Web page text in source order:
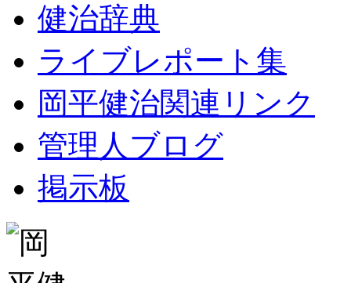
健治辞典
ライブレポート集
岡平健治関連リンク
管理人ブログ
掲示板